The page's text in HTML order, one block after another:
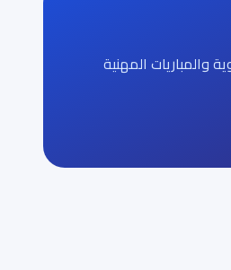
والمباريات المهنية